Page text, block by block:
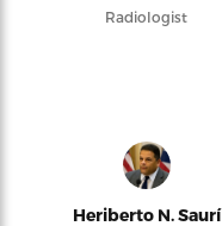
Radiologist
Heriberto N. Saurí